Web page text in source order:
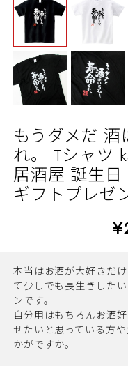
もうダメだ 酒
れ。 Tシャツ
居酒屋 誕生日
ギフトプレゼ
本当はお酒が大好きだ
て少しでも長生きした
ンです。
自分用はもちろんお酒
せたいと思っている方
かがですか。